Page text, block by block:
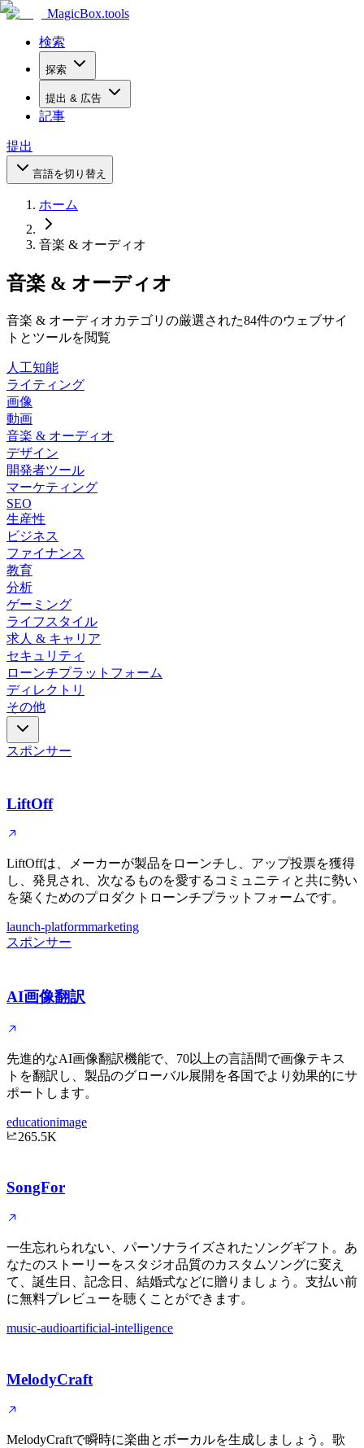
MagicBox.tools
検索
探索
提出 & 広告
記事
提出
言語を切り替え
ホーム
音楽 & オーディオ
音楽 & オーディオ
音楽 & オーディオカテゴリの厳選された84件のウェブサイ
トとツールを閲覧
人工知能
ライティング
画像
動画
音楽 & オーディオ
デザイン
開発者ツール
マーケティング
SEO
生産性
ビジネス
ファイナンス
教育
分析
ゲーミング
ライフスタイル
求人 & キャリア
セキュリティ
ローンチプラットフォーム
ディレクトリ
その他
スポンサー
LiftOff
LiftOffは、メーカーが製品をローンチし、アップ投票を獲得
し、発見され、次なるものを愛するコミュニティと共に勢い
を築くためのプロダクトローンチプラットフォームです。
launch-platformmarketing
スポンサー
AI画像翻訳
先進的なAI画像翻訳機能で、70以上の言語間で画像テキス
トを翻訳し、製品のグローバル展開を各国でより効果的にサ
ポートします。
educationimage
265.5K
SongFor
一生忘れられない、パーソナライズされたソングギフト。あ
なたのストーリーをスタジオ品質のカスタムソングに変え
て、誕生日、記念日、結婚式などに贈りましょう。支払い前
に無料プレビューを聴くことができます。
music-audioartificial-intelligence
MelodyCraft
MelodyCraftで瞬時に楽曲とボーカルを生成しましょう。歌